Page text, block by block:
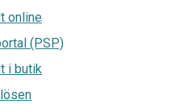
online
(PSP)
i butik